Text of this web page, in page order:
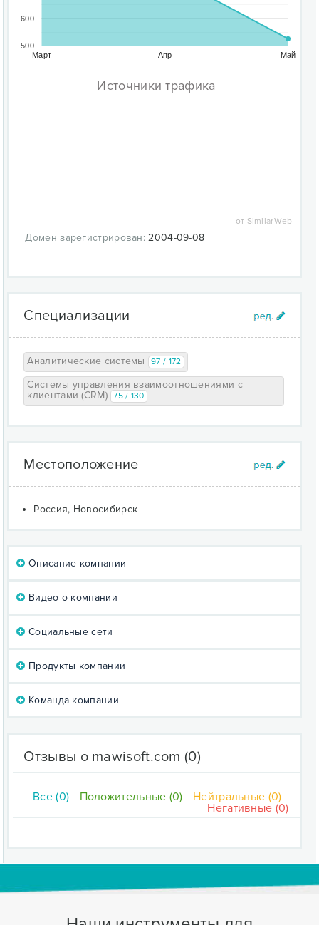
Март Апр Май
500
600
Источники трафика
от SimilarWeb
Домен зарегистрирован: 2004-09-08
Специализации
Аналитические системы 97 / 172
Системы управления взаимоотношениями с
клиентами (CRM) 75 / 130
Местоположение
Россия, Новосибирск
Описание компании
Видео о компании
Социальные сети
Продукты компании
Команда компании
Отзывы о mawisoft.com (0)
Все (0) Положительные (0)
Нейтральные (0)
Негативные (0)